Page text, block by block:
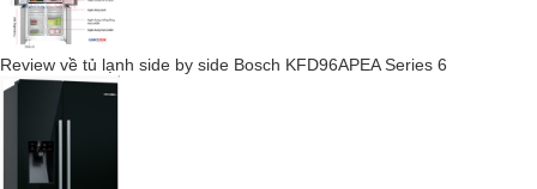
Thiết kế BluePerformance giúp tủ hoạt động
hiệu quả và tiết kiệm hơn
Tủ lạnh side by side Liebherr
kế độc đáo BluePerformance mang đến không gian rộng cho các
Review về tủ lạnh side by side Bosch KFD96APEA Series 6